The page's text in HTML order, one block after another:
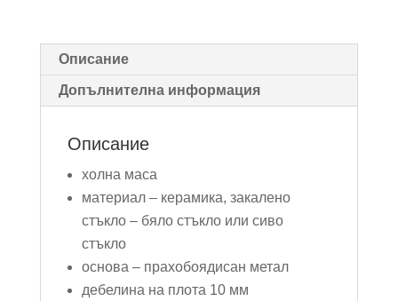
Описание
Допълнителна информация
Описание
холна маса
материал – керамика, закалено
стъкло – бяло стъкло или сиво
стъкло
основа – прахобоядисан метал
дебелина на плота 10 мм